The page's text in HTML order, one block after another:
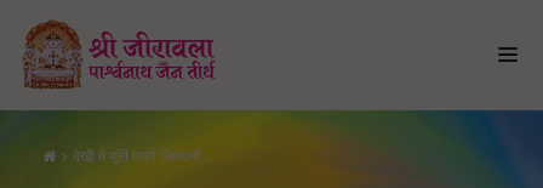
देखी में मूर्ति पार्श्व जिणंदनी…
देखी में मूर्ति पार्श्व जिणंदनी…